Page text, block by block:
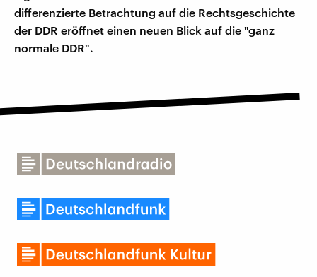
differenzierte Betrachtung auf die Rechtsgeschichte
der DDR eröffnet einen neuen Blick auf die "ganz
normale DDR".